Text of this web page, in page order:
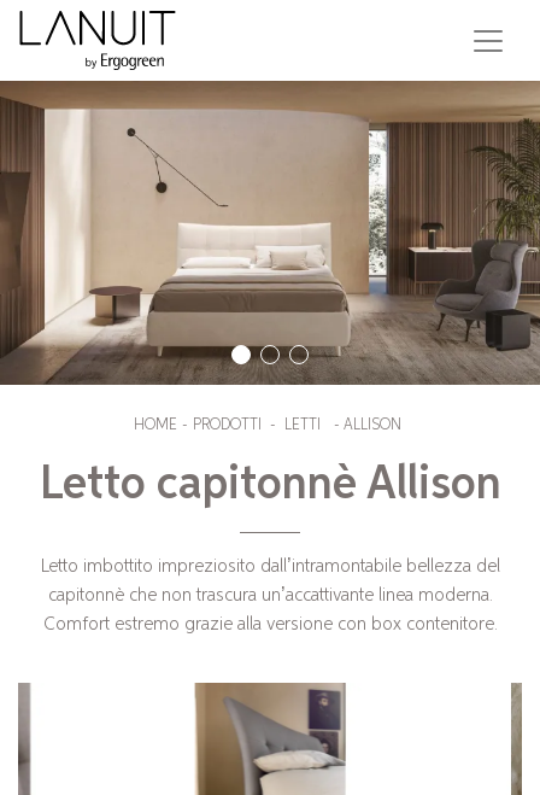
HOME - PRODOTTI - LETTI - ALLISON
Letto capitonnè Allison
Letto imbottito impreziosito dall’intramontabile bellezza del
capitonnè che non trascura un’accattivante linea moderna.
Comfort estremo grazie alla versione con box contenitore.